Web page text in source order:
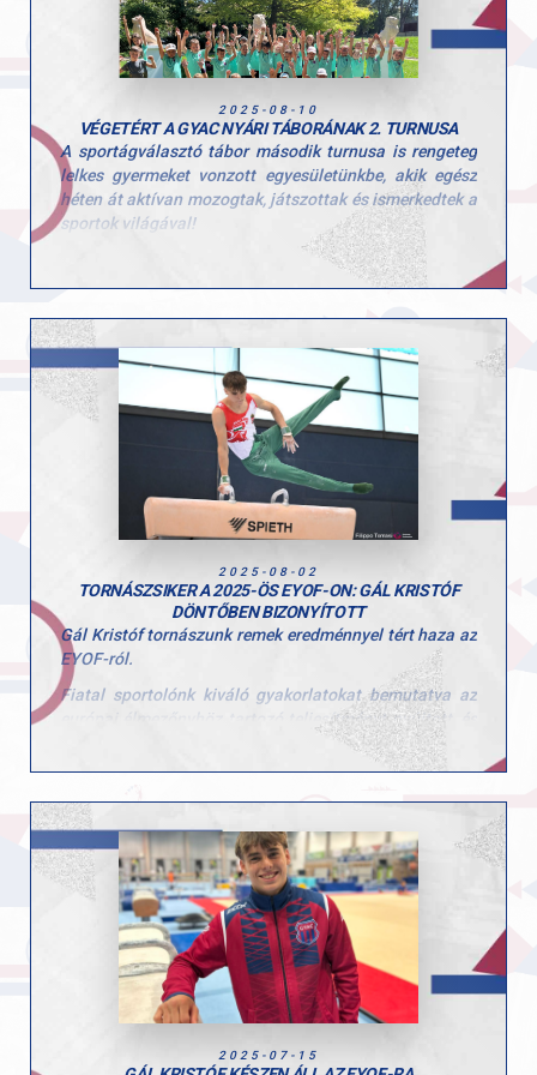
láthatjuk újra. A tornász vállsérüléséből teljesen
felépült, és jó formában várja a következő versenyeket.
2025-08-10
VÉGETÉRT A GYAC NYÁRI TÁBORÁNAK 2. TURNUSA
A sportágválasztó tábor második turnusa is rengeteg
lelkes gyermeket vonzott egyesületünkbe, akik egész
héten át aktívan mozogtak, játszottak és ismerkedtek a
sportok világával!
Ezúttal is sok-sok kisgyerek töltötte velünk a hetet, és
öröm volt látni, mennyi kíváncsisággal és energiával
hogy a gyerekek minél több mozgásformát
kipróbálhassanak, és ebben a turnusban is 10
különböző sportággal találkozhattak!
Köszönjük minden edzőnek, segítőnek és szülőnek,
hogy hozzájárultak a hét sikeréhez és természetesen a
gyerekeknek is, hogy ilyen lelkes résztvevői voltak a
2025-08-02
TORNÁSZSIKER A 2025-ÖS EYOF-ON: GÁL KRISTÓF
DÖNTŐBEN BIZONYÍTOTT
Gál Kristóf tornászunk remek eredménnyel tért haza az
EYOF-ról.
Fiatal sportolónk kiváló gyakorlatokat bemutatva az
európai élmezőnyhöz tartozó teljesítményt nyújtott, és
méltón képviselte hazánkat és a clubunkat ezen a
Kiegyensúlyozott, fegyelmezett gyakorlatainak
köszönhetően gyűrűn a döntőbe jutott, ahol 11.966
pontos gyakorlata a nyolcadik helyet jelentette
számára.
Egyéni teljesítménye mellett csapatban, 3 másik
tornász társával már a selejtezők során is erős
gyakorlatokat mutattak be, amivel jelezték: ott a helyük
az európai élmezőnyben.
Kristóf felkészítő edzője Szűcs Róbert volt, akinek
2025-07-15